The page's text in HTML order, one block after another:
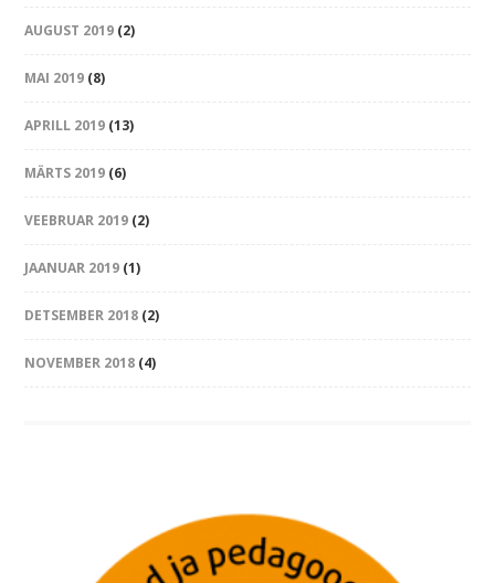
AUGUST 2019 (2)
MAI 2019 (8)
APRILL 2019 (13)
MÄRTS 2019 (6)
VEEBRUAR 2019 (2)
JAANUAR 2019 (1)
DETSEMBER 2018 (2)
NOVEMBER 2018 (4)